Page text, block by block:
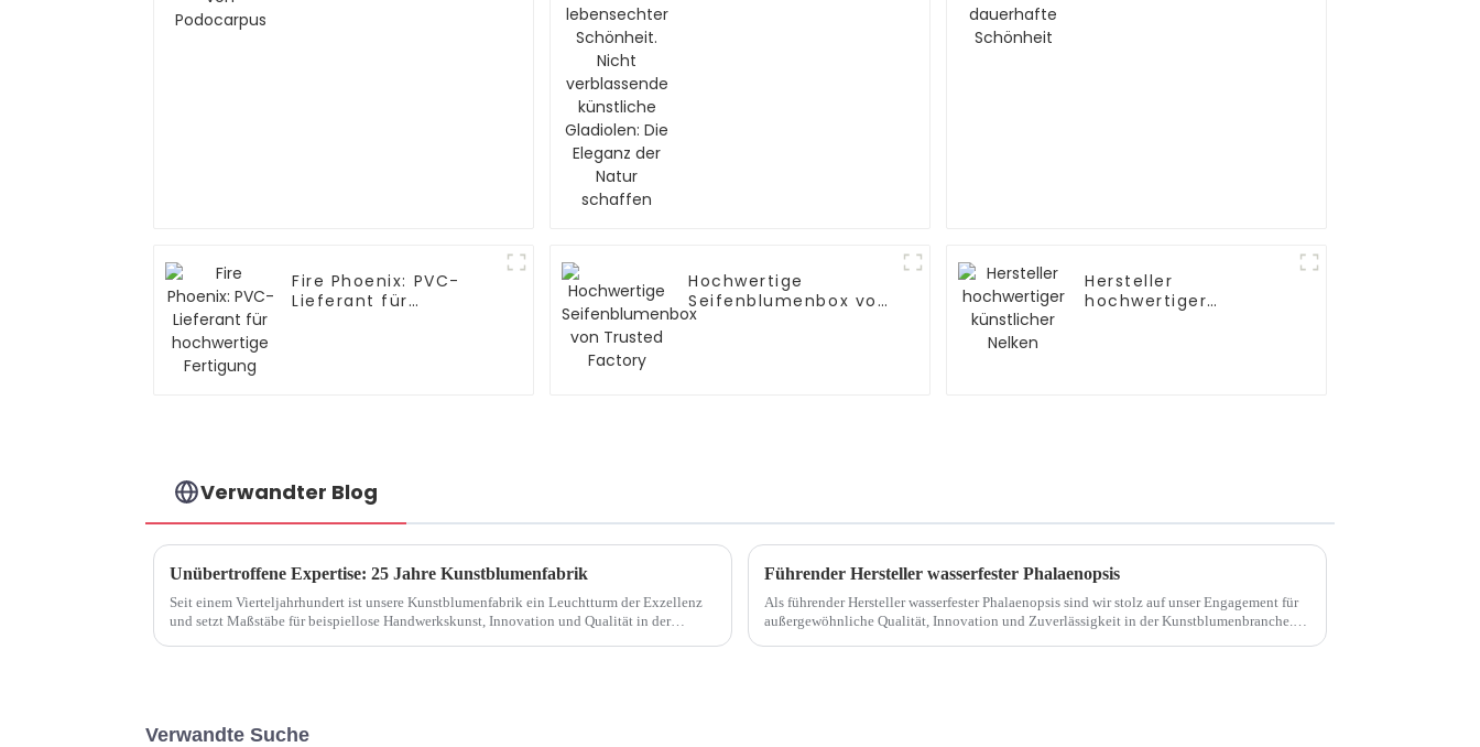
Fire Phoenix: PVC-
Lieferant für
Hochwertige
Seifenblumenbox von
Trusted Factory
Hersteller
hochwertiger
Verwandter Blog
Unübertroffene Expertise: 25 Jahre Kunstblumenfabrik
Seit einem Vierteljahrhundert ist unsere Kunstblumenfabrik ein Leuchtturm der Exzellenz
und setzt Maßstäbe für beispiellose Handwerkskunst, Innovation und Qualität in der
Führender Hersteller wasserfester Phalaenopsis
Als führender Hersteller wasserfester Phalaenopsis sind wir stolz auf unser Engagement für
außergewöhnliche Qualität, Innovation und Zuverlässigkeit in der Kunstblumenbranche.
Verwandte Suche